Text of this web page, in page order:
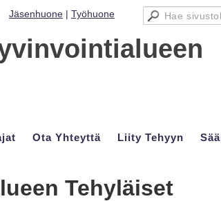
Jäsenhuone | Työhuone
Ota Yhteyttä Liity Tehyyn
Tehyläiset